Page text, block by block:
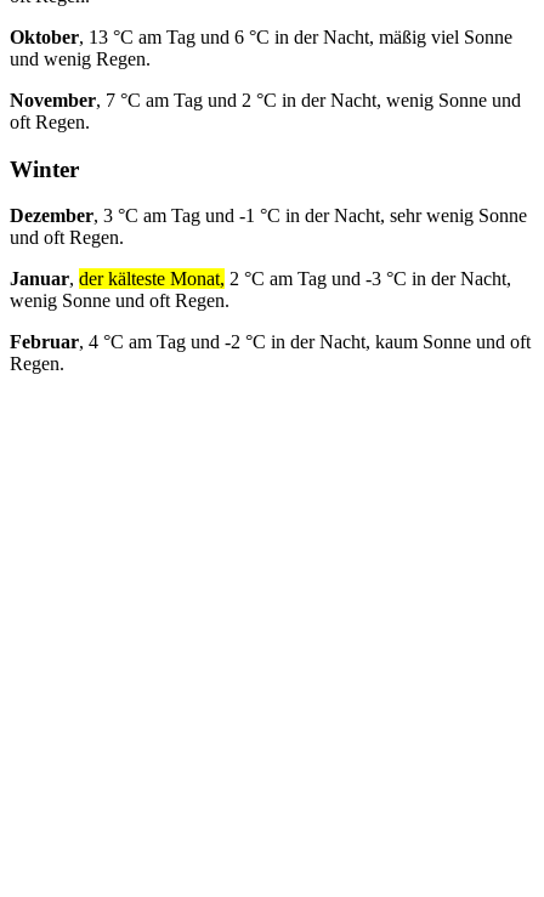
Oktober, 13 °C am Tag und 6 °C in der Nacht, mäßig viel Sonne
und wenig Regen.
November, 7 °C am Tag und 2 °C in der Nacht, wenig Sonne und
oft Regen.
Winter
Dezember, 3 °C am Tag und -1 °C in der Nacht, sehr wenig Sonne
und oft Regen.
Januar, der kälteste Monat, 2 °C am Tag und -3 °C in der Nacht,
wenig Sonne und oft Regen.
Februar, 4 °C am Tag und -2 °C in der Nacht, kaum Sonne und oft
Regen.